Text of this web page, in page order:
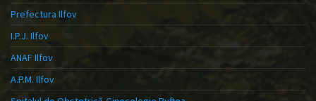
Prefectura Ilfov
I.P.J. Ilfov
ANAF Ilfov
A.P.M. Ilfov